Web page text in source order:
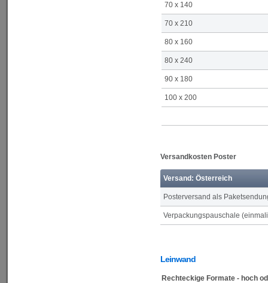
70 x 140
70 x 210
80 x 160
80 x 240
90 x 180
100 x 200
Versandkosten Poster
Versand: Österreich
Posterversand als
Verpackungspauschale
Leinwand
Rechteckige Formate - hoch